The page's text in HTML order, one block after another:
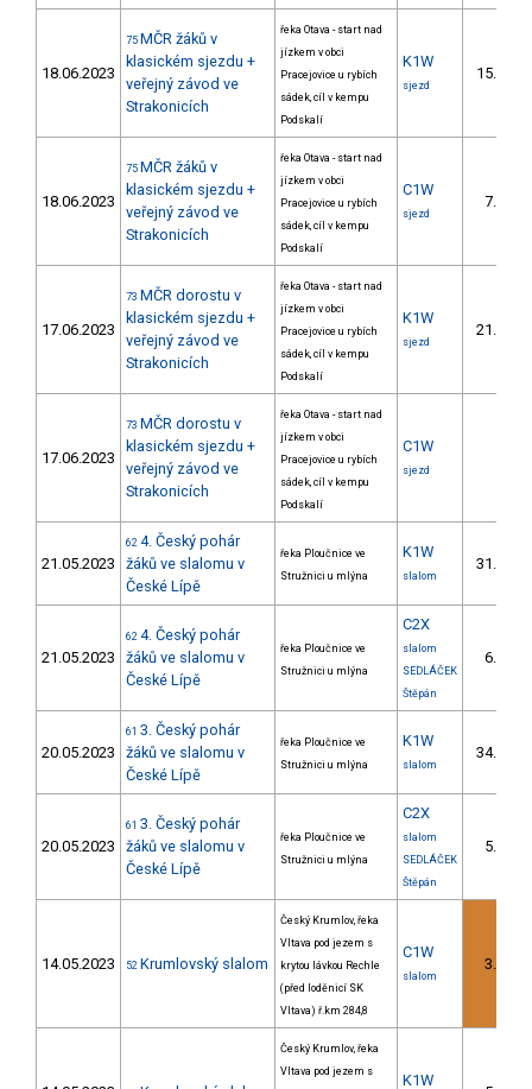
18.06.2023
75 MČR žáků v
klasickém sjezdu +
veřejný závod ve
Strakonicích
řeka Otava - start nad
jízkem v obci
Pracejovice u rybích
sádek, cíl v kempu
Podskalí
K1W
sjezd
15.
18.06.2023
75 MČR žáků v
klasickém sjezdu +
veřejný závod ve
Strakonicích
řeka Otava - start nad
jízkem v obci
Pracejovice u rybích
sádek, cíl v kempu
Podskalí
C1W
sjezd
7.
17.06.2023
73 MČR dorostu v
klasickém sjezdu +
veřejný závod ve
Strakonicích
řeka Otava - start nad
jízkem v obci
Pracejovice u rybích
sádek, cíl v kempu
Podskalí
K1W
sjezd
21.
17.06.2023
73 MČR dorostu v
klasickém sjezdu +
veřejný závod ve
Strakonicích
řeka Otava - start nad
jízkem v obci
Pracejovice u rybích
sádek, cíl v kempu
Podskalí
C1W
sjezd
21.05.2023
62 4. Český pohár
žáků ve slalomu v
České Lípě
řeka Ploučnice ve
Stružnici u mlýna
K1W
slalom
31.
21.05.2023
62 4. Český pohár
žáků ve slalomu v
České Lípě
řeka Ploučnice ve
Stružnici u mlýna
C2X
slalom
SEDLÁČEK
Štěpán
6.
20.05.2023
61 3. Český pohár
žáků ve slalomu v
České Lípě
řeka Ploučnice ve
Stružnici u mlýna
K1W
slalom
34.
20.05.2023
61 3. Český pohár
žáků ve slalomu v
České Lípě
řeka Ploučnice ve
Stružnici u mlýna
C2X
slalom
SEDLÁČEK
Štěpán
5.
14.05.2023 52 Krumlovský slalom
Český Krumlov, řeka
Vltava pod jezem s
krytou lávkou Rechle
(před loděnicí SK
Vltava) ř.km 284,8
C1W
slalom
3.
Český Krumlov, řeka
Vltava pod jezem s
K1W